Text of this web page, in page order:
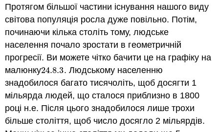
Протягом більшої частини існування нашого виду
світова популяція росла дуже повільно. Потім,
починаючи кілька століть тому, людське
населення почало зростати в геометричній
прогресії. Ви можете чітко бачити це на графіку на
малюнку24.8.3
24.8.3. Людському населенню
знадобилося багато тисячоліть, щоб досягти 1
мільярда людей, що сталося приблизно в 1800
році н.е. Після цього знадобилося лише трохи
більше століття, щоб число досягло 2 мільярдів.